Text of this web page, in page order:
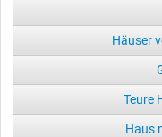
Häuser
Teure
Haus